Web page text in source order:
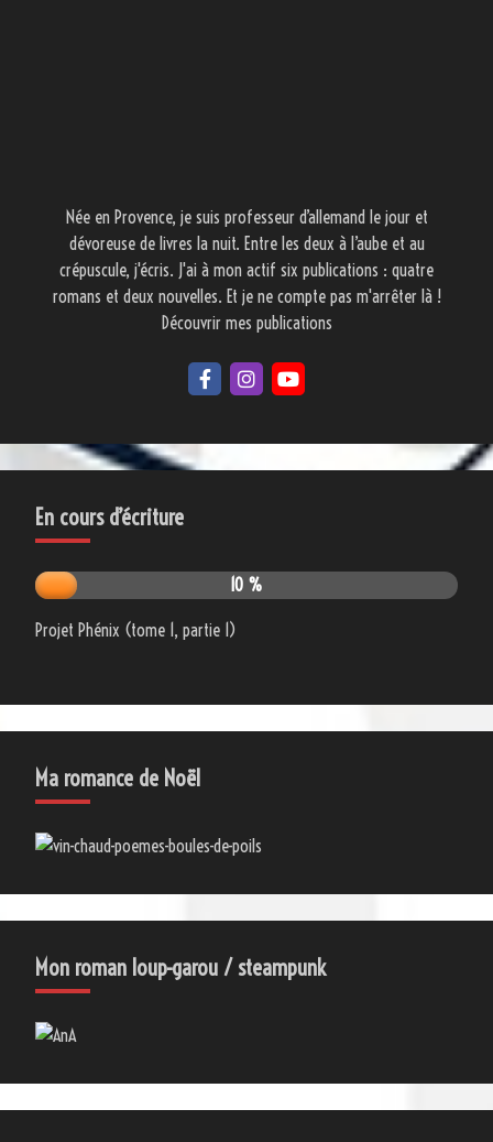
Née en Provence, je suis professeur d’allemand le jour et
dévoreuse de livres la nuit. Entre les deux à l’aube et au
crépuscule, j'écris. J'ai à mon actif six publications : quatre
romans et deux nouvelles. Et je ne compte pas m'arrêter là !
Découvrir mes publications
En cours d’écriture
10 %
Projet Phénix (tome 1, partie 1)
Ma romance de Noël
Mon roman loup-garou / steampunk